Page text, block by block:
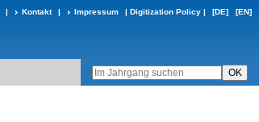
| Kontakt | Impressum | Digitization Policy | [DE] [EN]